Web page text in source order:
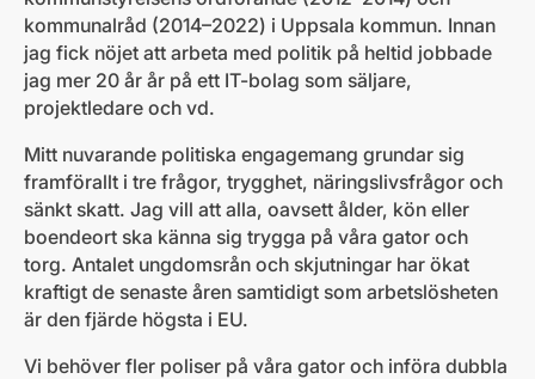
kommunalråd (2014–2022) i Uppsala kommun. Innan
jag fick nöjet att arbeta med politik på heltid jobbade
jag mer 20 år år på ett IT-bolag som säljare,
projektledare och vd.
Mitt nuvarande politiska engagemang grundar sig
framförallt i tre frågor, trygghet, näringslivsfrågor och
sänkt skatt. Jag vill att alla, oavsett ålder, kön eller
boendeort ska känna sig trygga på våra gator och
torg. Antalet ungdomsrån och skjutningar har ökat
kraftigt de senaste åren samtidigt som arbetslösheten
är den fjärde högsta i EU.
Vi behöver fler poliser på våra gator och införa dubbla